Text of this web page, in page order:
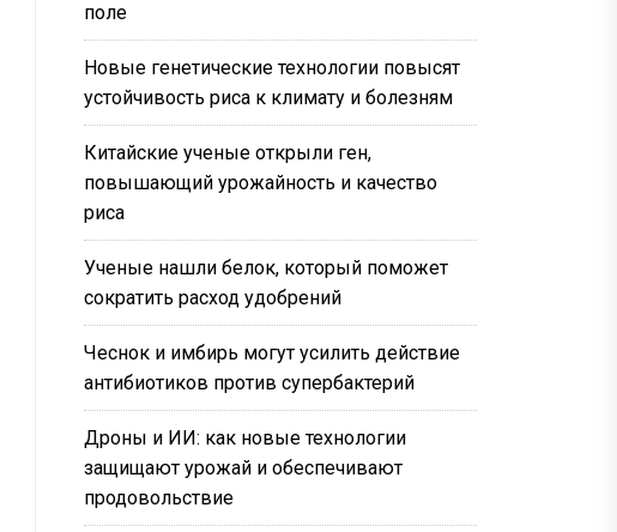
поле
Новые генетические технологии повысят
устойчивость риса к климату и болезням
Китайские ученые открыли ген,
повышающий урожайность и качество
риса
Ученые нашли белок, который поможет
сократить расход удобрений
Чеснок и имбирь могут усилить действие
антибиотиков против супербактерий
Дроны и ИИ: как новые технологии
защищают урожай и обеспечивают
продовольствие